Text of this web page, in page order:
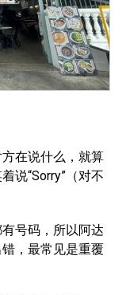
在说什么，就算
说“Sorry”（对不
号码，所以阿达
，最常见是重覆